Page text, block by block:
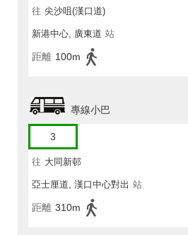
往 尖沙咀(漢口道)
新港中心, 廣東道 站
距離 100m
專線小巴
3
往 大同新邨
亞士厘道, 漢口中心對出 站
距離 310m